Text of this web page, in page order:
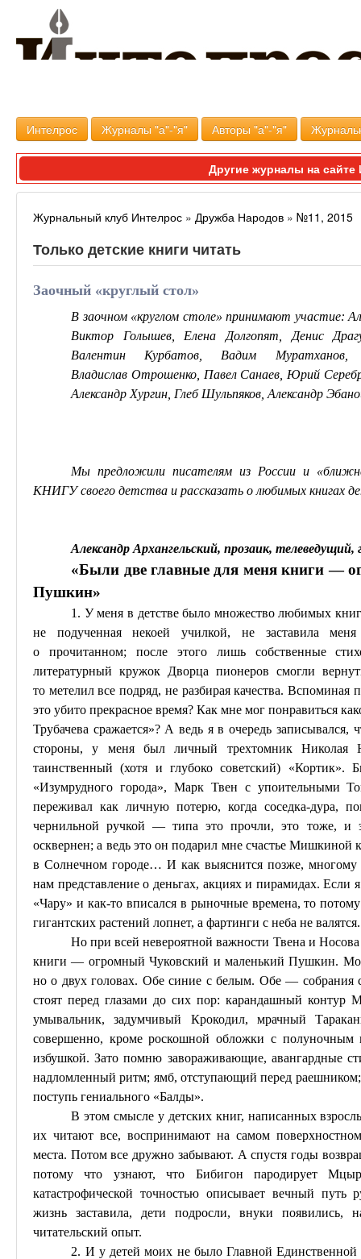
Интелрос Журналы "а"-"я" Авторы "а"-"я"
Другие журналы на
Журнальный клуб Интелрос » Дружба Народов » №11, 2015
Только детские книги читать
Заочный «круглый стол»
В заочном «круглом столе» принимают участие:
Виктор Голышев, Елена Долгопят, Денис
Валентин Курбатов, Вадим
Владислав Отрошенко, Павел Санаев , Юрий
Александр Хургин , Глеб Шульпяков, Александр
Мы предложили писателям из России и
КНИГУ своего детства и рассказать о любимых книгах
Александр Архангельский, прозаик, телеведущий,
«Были две главные для меня книги —
Пушкин»
1. У меня в детстве было множество любимых
не подученная некоейучилкой, не заставила
о прочитанном; после этого лишь собственные
литературный кружок Дворца пионеров смогли
то метелилвсе подряд, не разбирая качества.
это убито прекрасное время? Как мне мог понравиться
Трубачева сражается»? А ведь я в очередь записывался,
стороны, у меня был личный трехтомник Николая
таинственный (хотя и глубоко советский) «Кортик».
«Изумрудного города», Марк Твен с упоительными
переживал как личную потерю, когда соседка-дура,
чернильной ручкой — типа это прочли, это тоже, и
осквернен; а ведь это он подарил мне счастье Мишкиной
в Солнечном городе… И как выяснится позже,
нам представление о деньгах, акциях и пирамидах.
«Чару» и как-то вписался в рыночные времена, то
гигантских растений лопнет, а фартинги с неба не валятся.
Но при всей невероятной важности Твена и
книги — огромный Чуковский и маленький Пушкин.
но о двух головах. Обе синие с белым. Обе — собрания
стоят перед глазами до сих пор: карандашный контур
умывальник, задумчивый Крокодил, мрачный
совершенно, кроме роскошной обложки с
избушкой. Зато помню завораживающие, авангардные
надломленный ритм; ямб, отступающий перед
поступь гениального «Балды».
В этом смысле у детских книг, написанных
их читают все, воспринимают на самом
места. Потом все дружно забывают. А спустя годы
потому что узнают, что Бибигон пародирует
катастрофической точностью описывает вечный путь
жизнь заставила, дети подросли, внуки появились,
читательский опыт.
2. И у детей моих не было Главной